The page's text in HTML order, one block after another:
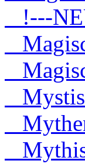
!---